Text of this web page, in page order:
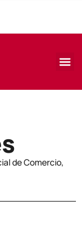
de Comercio,